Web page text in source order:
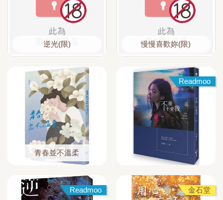
逆光(限) 慢慢喜歡妳(限)
青春並不溫柔
Readmoo
Readmoo 金石堂